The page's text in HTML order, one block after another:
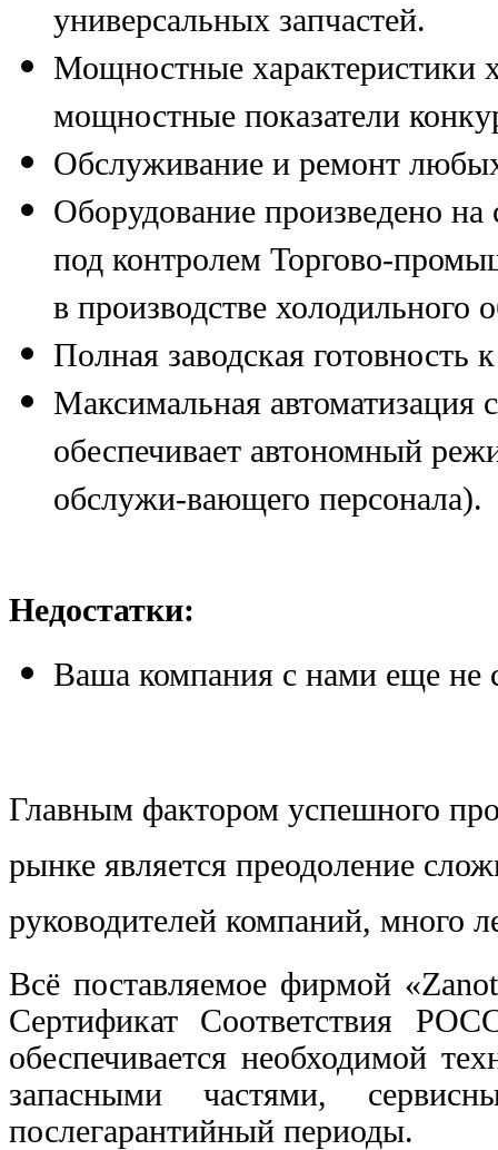
универсальных запчастей.
Мощностные характеристики
мощностные показатели
Обслуживание и ремонт
Оборудование произведено
под контролем Торгово-
в производстве холодильного
Полная заводская готовность
Максимальная автоматизация
обеспечивает автономный
обслужи-вающего
Недостатки:
Ваша компания с нами еще не
Главным фактором успешного
рынке является преодоление
руководителей компаний, много
Всё поставляемое фирмой
Сертификат Соответствия
обеспечивается необходимой
запасными частями,
послегарантийный периоды.